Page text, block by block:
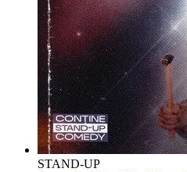
STAND-UP